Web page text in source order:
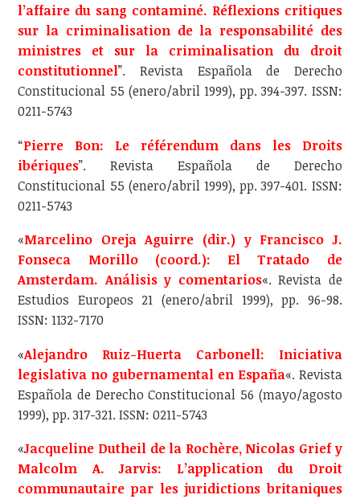
l’affaire du sang contaminé. Réflexions critiques
sur la criminalisation de la responsabilité des
ministres et sur la criminalisation du droit
constitutionnel”. Revista Española de Derecho
Constitucional 55 (enero/abril 1999), pp. 394-397. ISSN:
0211-5743
“Pierre Bon: Le référendum dans les Droits
ibériques”. Revista Española de Derecho
Constitucional 55 (enero/abril 1999), pp. 397-401. ISSN:
0211-5743
«Marcelino Oreja Aguirre (dir.) y Francisco J.
Fonseca Morillo (coord.): El Tratado de
Amsterdam. Análisis y comentarios«. Revista de
Estudios Europeos 21 (enero/abril 1999), pp. 96-98.
ISSN: 1132-7170
«Alejandro Ruiz-Huerta Carbonell: Iniciativa
legislativa no gubernamental en España«. Revista
Española de Derecho Constitucional 56 (mayo/agosto
1999), pp. 317-321. ISSN: 0211-5743
«Jacqueline Dutheil de la Rochère, Nicolas Grief y
Malcolm A. Jarvis: L’application du Droit
communautaire par les juridictions britaniques